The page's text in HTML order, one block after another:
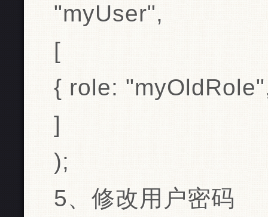
"myUser",
[
{ role:
]
);
5、修改用户密码